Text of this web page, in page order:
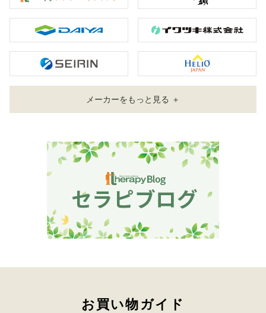
メーカーをもっと見る ＋
お買い物ガイド